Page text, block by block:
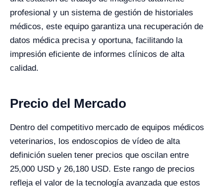
profesional y un sistema de gestión de historiales
médicos, este equipo garantiza una recuperación de
datos médica precisa y oportuna, facilitando la
impresión eficiente de informes clínicos de alta
calidad.
Precio del Mercado
Dentro del competitivo mercado de equipos médicos
veterinarios, los endoscopios de vídeo de alta
definición suelen tener precios que oscilan entre
25,000 USD y 26,180 USD. Este rango de precios
refleja el valor de la tecnología avanzada que estos